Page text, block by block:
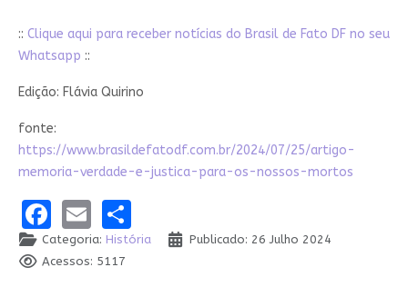
:: Clique aqui para receber notícias do Brasil de Fato DF no seu
Whatsapp ::
Edição: Flávia Quirino
fonte:
https://www.brasildefatodf.com.br/2024/07/25/artigo-
memoria-verdade-e-justica-para-os-nossos-mortos
Facebook
EmailShare
Categoria: História
Publicado: 26 Julho 2024
Acessos: 5117